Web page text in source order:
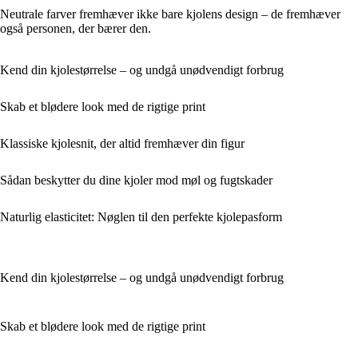
Neutrale farver fremhæver ikke bare kjolens design – de fremhæver
også personen, der bærer den.
Kend din kjolestørrelse – og undgå unødvendigt forbrug
Skab et blødere look med de rigtige print
Klassiske kjolesnit, der altid fremhæver din figur
Sådan beskytter du dine kjoler mod møl og fugtskader
Naturlig elasticitet: Nøglen til den perfekte kjolepasform
Kend din kjolestørrelse – og undgå unødvendigt forbrug
Skab et blødere look med de rigtige print